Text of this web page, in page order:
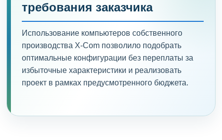
требования заказчика
Использование компьютеров собственного
производства X-Com позволило подобрать
оптимальные конфигурации без переплаты за
избыточные характеристики и реализовать
проект в рамках предусмотренного бюджета.